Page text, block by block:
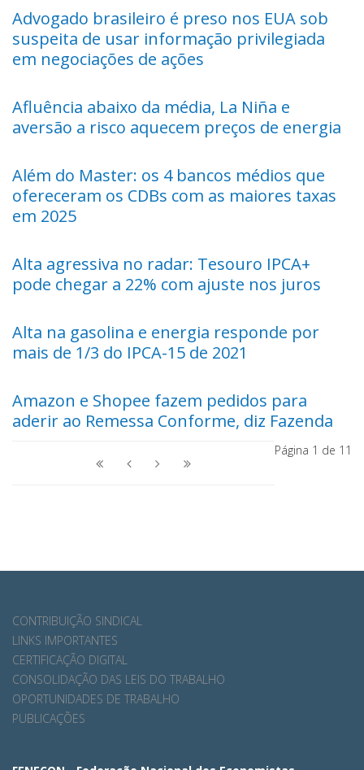
Advogado brasileiro é preso nos EUA sob
suspeita de usar informação privilegiada
em negociações de ações
Afluência abaixo da média, La Niña e
aversão a risco aquecem preços de energia
Além do Master: os 4 bancos médios que
ofereceram os CDBs com as maiores taxas
em 2025
Alta agressiva no radar: Tesouro IPCA+
pode chegar a 22% com ajuste nos juros
Alta na gasolina e energia responde por
mais de 1/3 do IPCA-15 de 2021
Amazon e Shopee fazem pedidos para
aderir ao Remessa Conforme, diz Fazenda
Página 1 de 11
CONTRIBUIÇÃO SINDICAL
LINKS IMPORTANTES
CERTIFICAÇÃO DIGITAL
CONSOLIDAÇÃO DAS LEIS DO TRABALHO
OPORTUNIDADES DE TRABALHO
PUBLICAÇÕES